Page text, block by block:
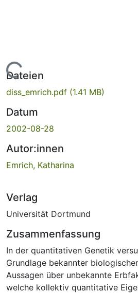
Lade...
Dateien
diss_emrich.pdf (1.41 MB)
Datum
2002-08-28
Autor:innen
Emrich, Katharina
Verlag
Universität Dortmund
Zusammenfassung
In der quantitativen Genetik
Grundlage bekannter
Aussagen über unbekannte
welche kollektiv quantitative